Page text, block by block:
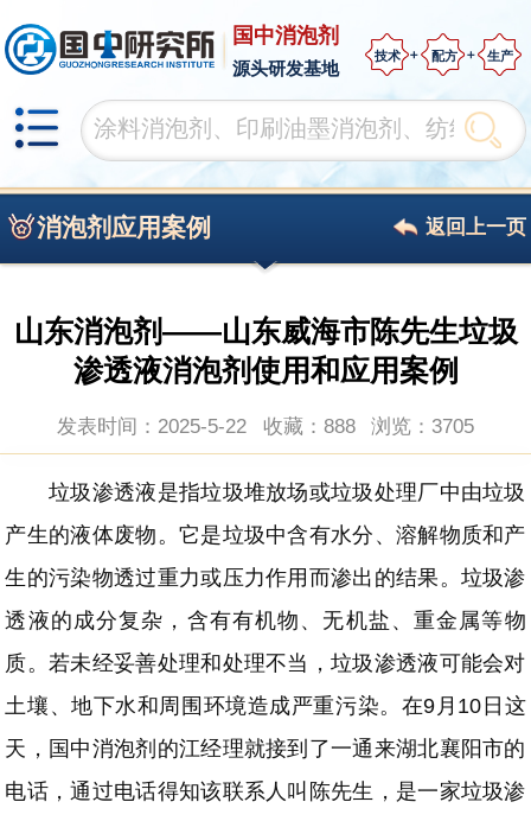
国中消泡剂
源头研发基地
技术 配方 生产
消泡剂应用案例 返回上一页
山东消泡剂——山东威海市陈先生垃圾
渗透液消泡剂使用和应用案例
发表时间：2025-5-22 收藏：888 浏览： 3705
垃圾渗透液是指垃圾堆放场或垃圾处理厂中由垃圾
产生的液体废物。它是垃圾中含有水分、溶解物质和产
生的污染物透过重力或压力作用而渗出的结果。垃圾渗
透液的成分复杂，含有有机物、无机盐、重金属等物
质。若未经妥善处理和处理不当，垃圾渗透液可能会对
土壤、地下水和周围环境造成严重污染。在9月10日这
天，国中消泡剂的江经理就接到了一通来湖北襄阳市的
电话，通过电话得知该联系人叫陈先生，是一家垃圾渗